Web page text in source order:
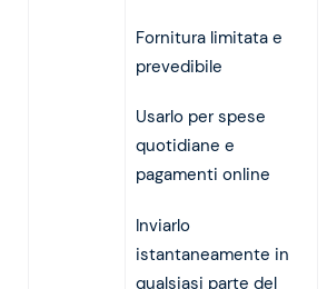
Fornitura limitata e
prevedibile
Usarlo per spese
quotidiane e
pagamenti online
Inviarlo
istantaneamente in
qualsiasi parte del